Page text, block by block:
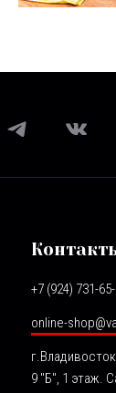
+7 (924) 731-
online-
9 "Б", 1 этаж.